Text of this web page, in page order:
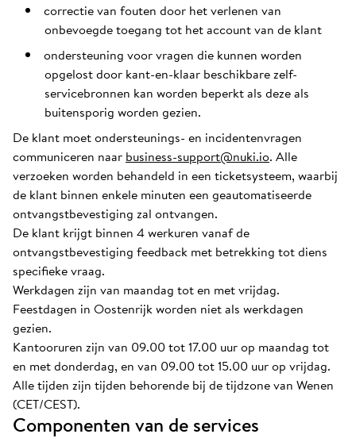
correctie van fouten door het verlenen van
onbevoegde toegang tot het account van de klant
ondersteuning voor vragen die kunnen worden
opgelost door kant-en-klaar beschikbare zelf-
servicebronnen kan worden beperkt als deze als
buitensporig worden gezien.
De klant moet ondersteunings- en incidentenvragen
communiceren naar business-support@nuki.io. Alle
verzoeken worden behandeld in een ticketsysteem, waarbij
de klant binnen enkele minuten een geautomatiseerde
ontvangstbevestiging zal ontvangen.
De klant krijgt binnen 4 werkuren vanaf de
ontvangstbevestiging feedback met betrekking tot diens
specifieke vraag.
Werkdagen zijn van maandag tot en met vrijdag.
Feestdagen in Oostenrijk worden niet als werkdagen
gezien.
Kantooruren zijn van 09.00 tot 17.00 uur op maandag tot
en met donderdag, en van 09.00 tot 15.00 uur op vrijdag.
Alle tijden zijn tijden behorende bij de tijdzone van Wenen
(CET/CEST).
Componenten van de services